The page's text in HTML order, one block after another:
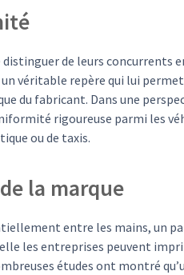
de leurs concurrents
véritable repère qui lui
du fabricant. Dans une
rigoureuse parmi les
ou de taxis.
la marque
entre les mains, un
les entreprises peuvent
études ont montré